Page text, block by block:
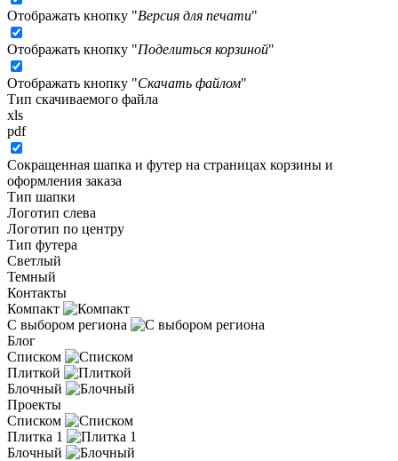
Отображать кнопку "Версия для печати"
Отображать кнопку "Поделиться корзиной"
Отображать кнопку "Скачать файлом"
Тип скачиваемого файла
xls
pdf
Сокращенная шапка и футер на страницах корзины и
оформления заказа
Тип шапки
Логотип слева
Логотип по центру
Тип футера
Светлый
Темный
Контакты
Компакт
С выбором региона
Блог
Списком
Плиткой
Блочный
Проекты
Списком
Плитка 1
Блочный